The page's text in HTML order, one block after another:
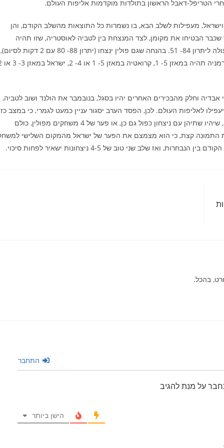
הטריפל-דאבל הראשון בתולדות מוקדמות אליפות העולם.
קרואטיה וישראל, מעפילות לשלב הבא, בו נשמרות כל התוצאות מהשלב הקודם, והן
הבטיחו את מקומן, לצד המנצחת בין לטביה לאוסטריה, שזו תהיה
לטביה שבעת כתיבת שורות אלה מסיימת רבע שלישי של 30- 9 ועולה ליתרון 84- 51. בהנחה שגם פולין ינצחו (יתרון 88- 80 עם 2 דקות לסיום),
וחלק מהבכירים האחרים יהיו בסגל, בנובמבר את הולנד ושוב לטביה,
והולנד, ומבין 6 הנבחרות האלה, 3 הראשונות יעפילו לאליפות העולם. לכן, הפסד הערב יסגור עניין כמעט לגמרי, כי במצב
הנבחרת תצטרך למחוק פער של 3 משחקים מגרמניה או קרואטיה, שיהיו שתיהן עם ניצחון כפול גם כן, או פער של 4 משחקים מפולין, כולם
את התמונה קצת, כי הוא מצמצם את הפער של ישראל מהמקום השלישי
בהכל.
התחבר
על מנת להגיב
הישן ביותר